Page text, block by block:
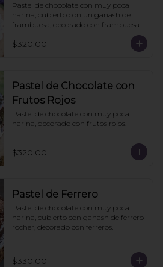
Pastel de chocolate con muy poca
harina, cubierto con un ganash de
frambuesa, decorado con frambuesa.
$320.00
Pastel de Chocolate con
Frutos Rojos
Pastel de chocolate con muy poca
harina, decorado con frutos rojos.
$320.00
Pastel de Ferrero
Pastel de chocolate con muy poca
harina, cubierto con ganash de ferrero
rocher, decorado con ferreros.
$330.00